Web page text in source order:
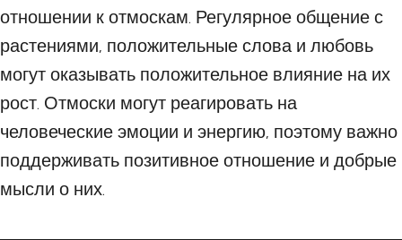
отношении к отмоскам. Регулярное общение с
растениями, положительные слова и любовь
могут оказывать положительное влияние на их
рост. Отмоски могут реагировать на
человеческие эмоции и энергию, поэтому важно
поддерживать позитивное отношение и добрые
мысли о них.